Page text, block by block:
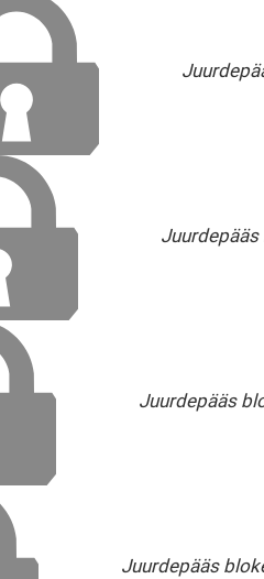
Juurdepääs
Juurdepääs